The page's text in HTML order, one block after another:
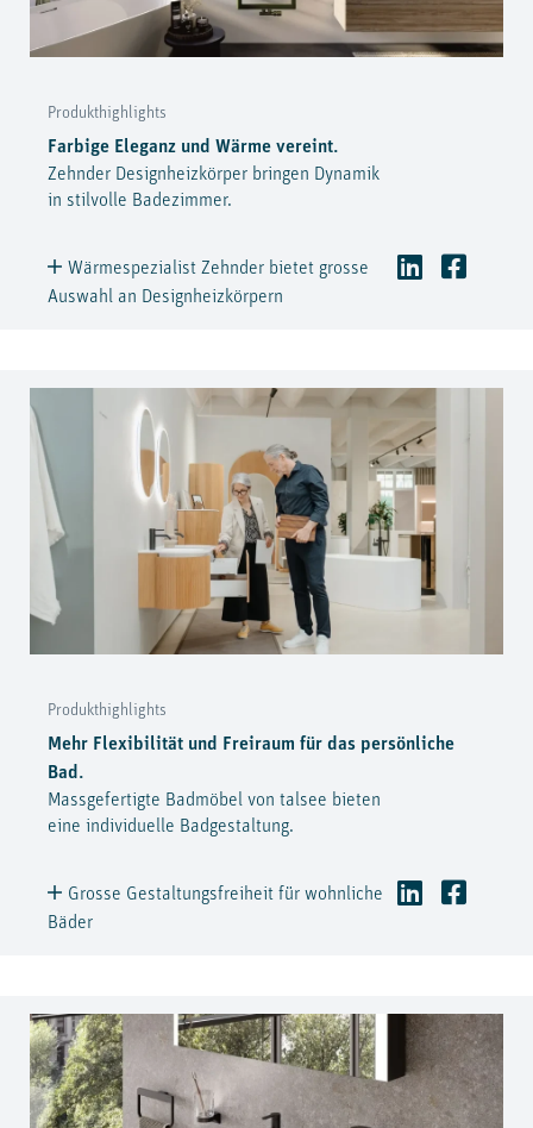
Produkthighlights
Farbige Eleganz und Wärme vereint.
Zehnder Designheizkörper bringen Dynamik
in stilvolle Badezimmer.
Wärmespezialist Zehnder bietet grosse
Auswahl an Designheizkörpern
Produkthighlights
Mehr Flexibilität und Freiraum für das persönliche
Bad.
Massgefertigte Badmöbel von talsee bieten
eine individuelle Badgestaltung.
Grosse Gestaltungsfreiheit für wohnliche
Bäder